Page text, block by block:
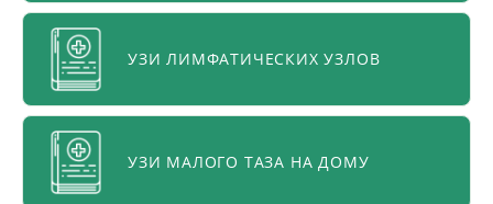
УЗИ ЛИМФАТИЧЕСКИХ УЗЛОВ
УЗИ МАЛОГО ТАЗА НА ДОМУ